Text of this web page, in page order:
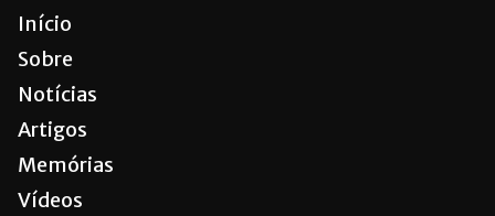
Início
Sobre
Notícias
Artigos
Memórias
Vídeos